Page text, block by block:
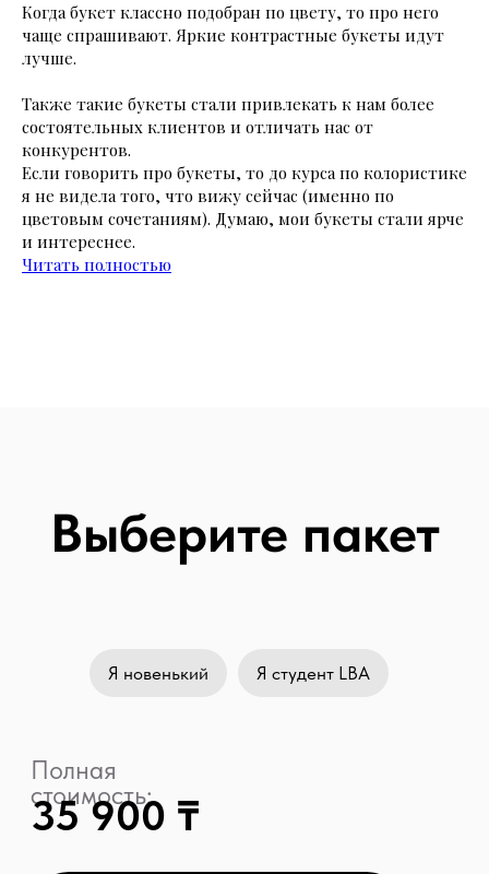
Когда букет классно подобран по цвету, то про него
чаще спрашивают. Яркие контрастные букеты идут
лучше.
Также такие букеты стали привлекать к нам более
состоятельных клиентов и отличать нас от
конкурентов.
Если говорить про букеты, то до курса по колористике
я не видела того, что вижу сейчас (именно по
цветовым сочетаниям). Думаю, мои букеты стали ярче
и интереснее.
Читать полностью
Я новенький Я студент LBA
Почему LBA?
Атмосфера
— это то, что восхищает наших
студентов. LBA — это то самое место,
Открытость
между нами
Творческий процесс, цвет, креатив и
смелость играют для нас решающие
роли, поэтому мы обращаем на них
особое внимание во время обучения